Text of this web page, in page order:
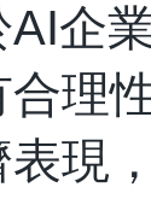
AI企
合理
表現